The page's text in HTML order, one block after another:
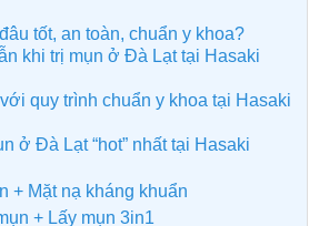
tốt, an toàn, chuẩn y khoa?
khi trị mụn ở Đà Lạt tại Hasaki
quy trình chuẩn y khoa tại Hasaki
ở Đà Lạt “hot” nhất tại Hasaki
+ Mặt nạ kháng khuẩn
+ Lấy mụn 3in1